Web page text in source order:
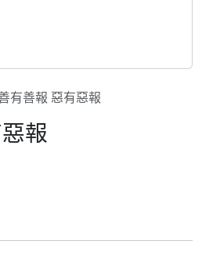
有善報 惡有惡報
報